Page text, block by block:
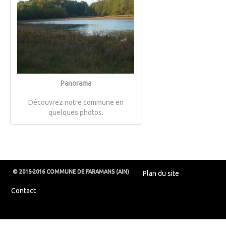
Panorama
Découvrez notre commune en
quelques photos.
© 2015-2016 COMMUNE DE FARAMANS (AIN) Plan du site
Contact